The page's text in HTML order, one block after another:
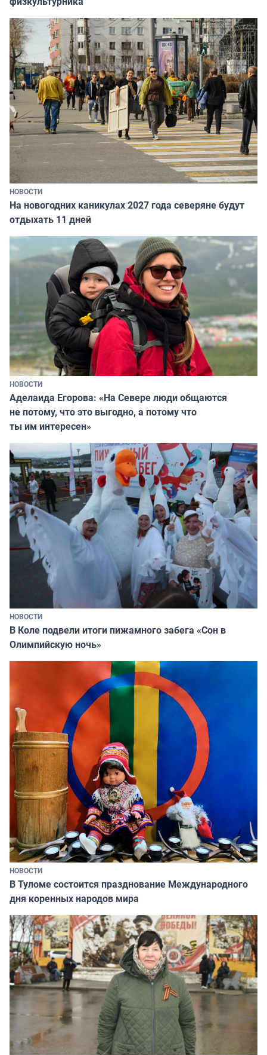
НОВОСТИ
На новогодних каникулах 2027 года северяне будут
отдыхать 11 дней
НОВОСТИ
Аделаида Егорова: «На Севере люди общаются
не потому, что это выгодно, а потому что
ты им интересен»
НОВОСТИ
В Коле подвели итоги пижамного забега «Сон в
Олимпийскую ночь»
НОВОСТИ
В Туломе состоится празднование Международного
дня коренных народов мира